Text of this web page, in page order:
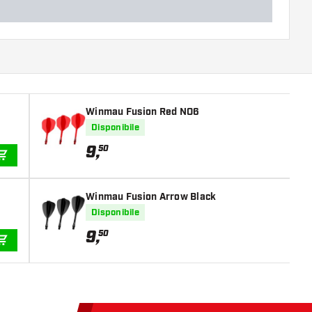
AGGIUNGI AL CARRELLO
AGGIUNGI AL CARRELLO
Winmau Fusion Red NO6
Disponibile
9,50
Winmau Fusion Arrow Black
Disponibile
9,50